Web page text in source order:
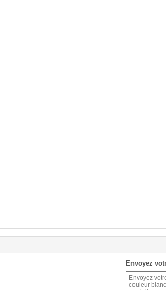
Envoyez